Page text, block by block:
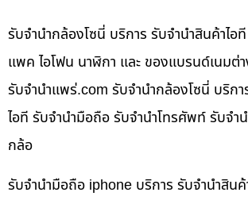
รับจำนำกล้องโซนี่ บริการ รับจำนำสินค้าไอ
แพค ไอโฟน นาฬิกา และ ของแบรนด์เนมต่
รับจํานําแพร่.com รับจำนำกล้องโซนี่ บริกา
ไอที รับจำนำมือถือ รับจำนำโทรศัพท์ รับจำ
กล้อ
รับจำนำมือถือ iphone บริการ รับจำนำสิน